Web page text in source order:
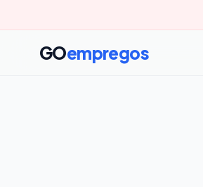
GOempregos